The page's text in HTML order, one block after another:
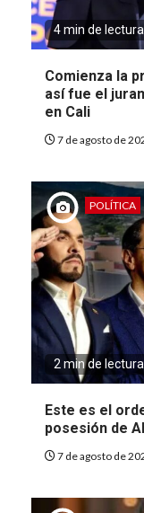
4 min de lectura
Comienza la
así fue el
en Cali
7 de agosto de
POLÍTICA
2 min de lectura
Este es el
posesión de
7 de agosto de